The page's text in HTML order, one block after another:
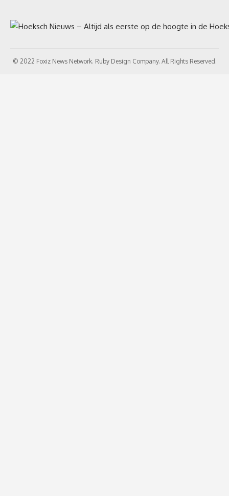
© 2022 Foxiz News Network. Ruby Design Company. All Rights Reserved.